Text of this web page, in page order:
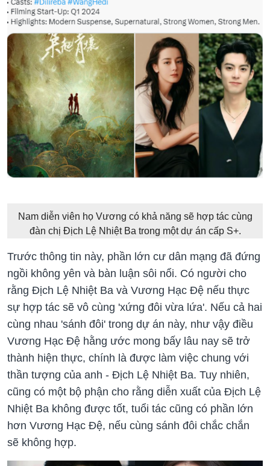
Nam diễn viên họ Vương có khả năng sẽ hợp tác cùng
đàn chị Địch Lệ Nhiệt Ba trong một dự án cấp S+.
Trước thông tin này, phần lớn cư dân mạng đã đứng
ngồi không yên và bàn luận sôi nổi. Có người cho
rằng Địch Lệ Nhiệt Ba và Vương Hạc Đệ nếu thực
sự hợp tác sẽ vô cùng 'xứng đôi vừa lứa'. Nếu cả hai
cùng nhau 'sánh đôi' trong dự án này, như vậy điều
Vương Hạc Đệ hằng ước mong bấy lâu nay sẽ trở
thành hiện thực, chính là được làm việc chung với
thần tượng của anh - Địch Lệ Nhiệt Ba. Tuy nhiên,
cũng có một bộ phận cho rằng diễn xuất của Địch Lệ
Nhiệt Ba không được tốt, tuổi tác cũng có phần lớn
hơn Vương Hạc Đệ, nếu cùng sánh đôi chắc chắn
sẽ không hợp.